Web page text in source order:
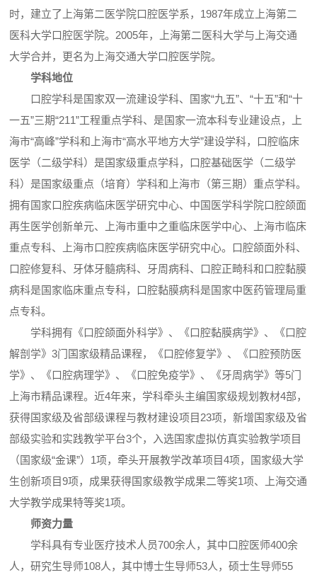
时，建立了上海第二医学院口腔医学系，1987年成立上海第二
医科大学口腔医学院。2005年，上海第二医科大学与上海交通
大学合并，更名为上海交通大学口腔医学院。
学科地位
口腔学科是国家双一流建设学科、国家“九五”、“十五”和“十
一五”三期“211”工程重点学科、是国家一流本科专业建设点，上
海市“高峰”学科和上海市“高水平地方大学”建设学科，口腔临床
医学（二级学科）是国家级重点学科，口腔基础医学（二级学
科）是国家级重点（培育）学科和上海市（第三期）重点学科。
拥有国家口腔疾病临床医学研究中心、中国医学科学院口腔颌面
再生医学创新单元、上海市重中之重临床医学中心、上海市临床
重点专科、上海市口腔疾病临床医学研究中心。口腔颌面外科、
口腔修复科、牙体牙髓病科、牙周病科、口腔正畸科和口腔黏膜
病科是国家临床重点专科，口腔黏膜病科是国家中医药管理局重
点专科。
学科拥有《口腔颌面外科学》、《口腔黏膜病学》、《口腔
解剖学》3门国家级精品课程，《口腔修复学》、《口腔预防医
学》、《口腔病理学》、《口腔免疫学》、《牙周病学》等5门
上海市精品课程。近4年来，学科牵头主编国家级规划教材4部，
获得国家级及省部级课程与教材建设项目23项，新增国家级及省
部级实验和实践教学平台3个，入选国家虚拟仿真实验教学项目
（国家级“金课”）1项，牵头开展教学改革项目4项，国家级大学
生创新项目9项，成果获得国家级教学成果二等奖1项、上海交通
大学教学成果特等奖1项。
师资力量
学科具有专业医疗技术人员700余人，其中口腔医师400余
人，研究生导师108人，其中博士生导师53人，硕士生导师55